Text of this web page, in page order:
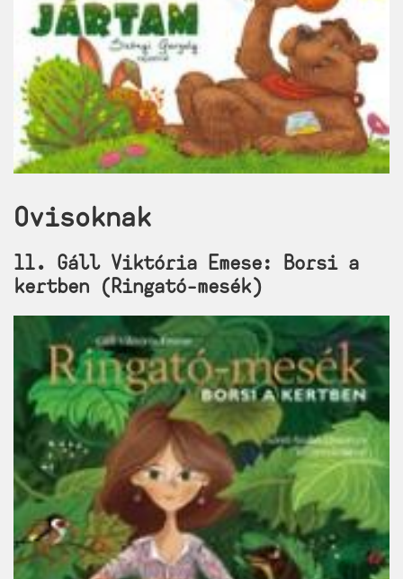
Ovisoknak
11. Gáll Viktória Emese: Borsi a
kertben (Ringató-mesék)